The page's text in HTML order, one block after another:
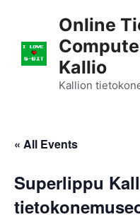
content
Online
Kallio
Kallion
« All Events
Superlippu